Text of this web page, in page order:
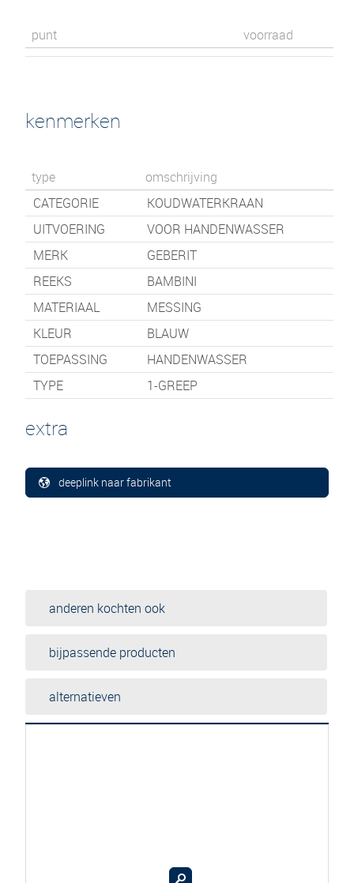
punt voorraad
kenmerken
type
omschrijving
CATEGORIE
KOUDWATERKRAAN
UITVOERING
VOOR HANDENWASSER
MERK
GEBERIT
REEKS
BAMBINI
MATERIAAL
MESSING
KLEUR
BLAUW
TOEPASSING
HANDENWASSER
TYPE
1-GREEP
extra
deeplink naar fabrikant
anderen kochten ook
bijpassende producten
alternatieven